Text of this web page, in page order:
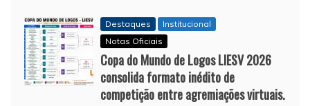
Destaques
Institucional
Notas Oficiais
Copa do Mundo de Logos LIESV 2026
consolida formato inédito de
competição entre agremiações virtuais.